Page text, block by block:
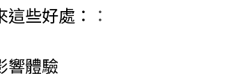
些好處： ：
響體驗